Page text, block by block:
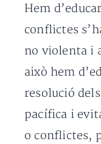
Hem
conflictes
no violenta i
això hem
resolució
pacífica i
o conflictes,